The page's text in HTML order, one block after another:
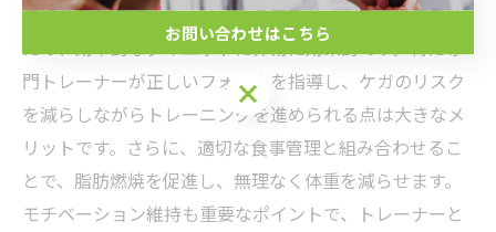
慣に合わせたオーダーメイドのプログラムを構築できる
ため、効率的なダイエットに非常に効果的です。特に専
門トレーナーが正しいフォームを指導し、ケガのリスク
を減らしながらトレーニングを進められる点は大きなメ
リットです。さらに、適切な食事管理と組み合わせるこ
とで、脂肪燃焼を促進し、無理なく体重を減らせます。
モチベーション維持も重要なポイントで、トレーナーと
お問い合わせはこちら